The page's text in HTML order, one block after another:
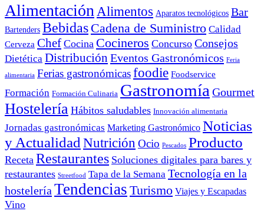
Alimentación Alimentos Aparatos tecnológicos Bar
Bartenders Bebidas Cadena de Suministro Calidad
Cerveza Chef Cocina Cocineros Concurso Consejos
Dietética Distribución Eventos Gastronómicos Feria
alimentaria Ferias gastronómicasfoodie Foodservice
Formación Formación Culinaria Gastronomía Gourmet
Hostelería Hábitos saludables Innovación alimentaria
Jornadas gastronómicas Marketing Gastronómico Noticias
y Actualidad Nutrición Ocio Pescados Producto
Receta Restaurantes Soluciones digitales para bares y
restaurantes Streetfood Tapa de la Semana Tecnología en la
hostelería Tendencias Turismo Viajes y Escapadas
Vino